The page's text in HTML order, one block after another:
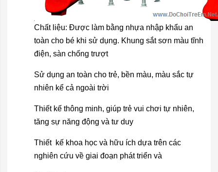
Chất liệu: Được làm bằng nhựa nhập khẩu an
toàn cho bé khi sử dụng. Khung sắt sơn màu tĩnh
điện, sàn chống trượt
Sử dụng an toàn cho trẻ, bền màu, màu sắc tự
nhiên kể cả ngoài trời
Thiết kế thông minh, giúp trẻ vui chơi tự nhiên,
tăng sự năng động và tư duy
Thiết kế khoa học và hữu ích dựa trên các
nghiên cứu về giai đoạn phát triển và